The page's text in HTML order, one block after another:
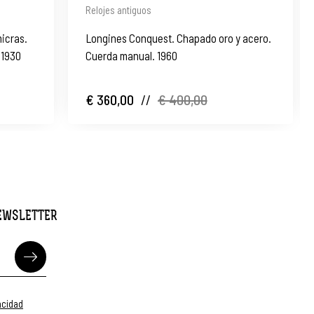
Relojes antiguos
Longines Conquest. Chapado oro y acero.
Cuerda manual. 1960
€ 360,00 // € 400,00